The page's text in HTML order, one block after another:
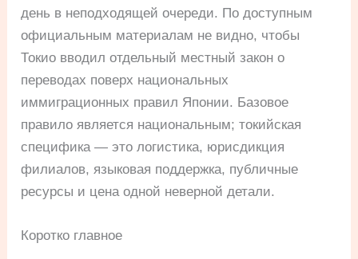
день в неподходящей очереди. По доступным
официальным материалам не видно, чтобы
Токио вводил отдельный местный закон о
переводах поверх национальных
иммиграционных правил Японии. Базовое
правило является национальным; токийская
специфика — это логистика, юрисдикция
филиалов, языковая поддержка, публичные
ресурсы и цена одной неверной детали.
Коротко главное